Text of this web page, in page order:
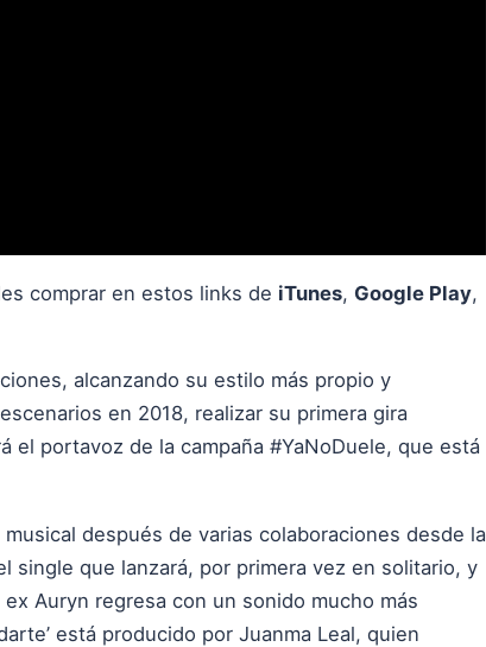
comprar en estos links de iTunes, Google Play,
alcanzando su estilo más propio y
en 2018, realizar su primera gira
el portavoz de la campaña #YaNoDuele, que está
después de varias colaboraciones desde la
single que lanzará, por primera vez en solitario, y
Auryn regresa con un sonido mucho más
está producido por Juanma Leal, quien